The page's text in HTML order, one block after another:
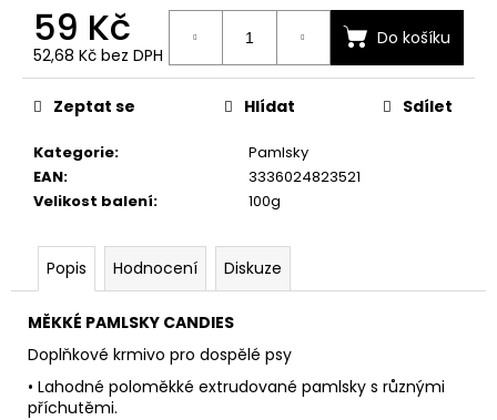
59 Kč
52,68 Kč bez DPH
Měrná
cena:
Do košíku
Kategorie:
Pamlsky
EAN:
3336024823521
Velikost balení: 100g
Zeptat se Hlídat Sdílet
Popis Hodnocení Diskuze
MĚKKÉ PAMLSKY CANDIES
Doplňkové krmivo pro dospělé psy
• Lahodné poloměkké extrudované pamlsky s různými
příchutěmi.
u
e
m